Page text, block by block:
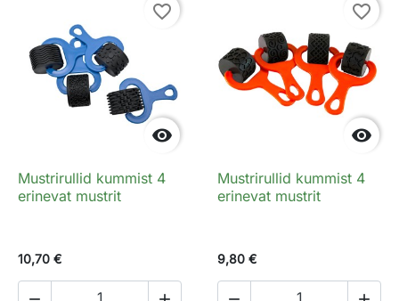

favorite_border
Mustrirullid kummist 4
erinevat mustrit
10,70 €

favorite_border
Mustrirullid kummist 4
erinevat mustrit
9,80 €